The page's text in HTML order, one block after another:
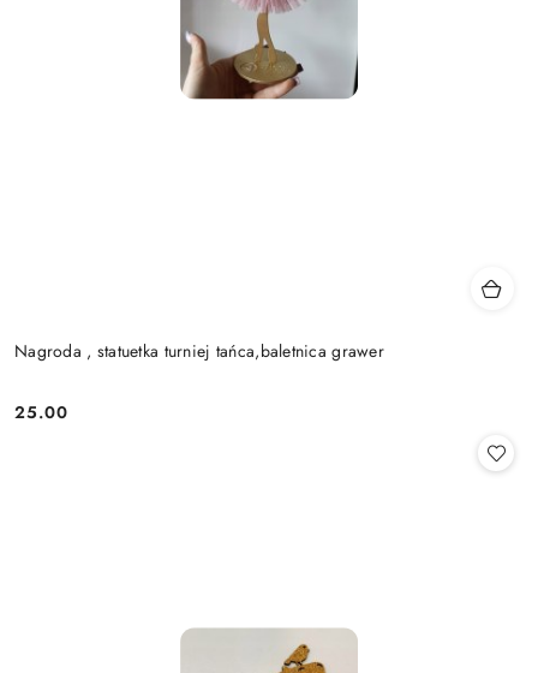
Nagroda , statuetka turniej tańca,baletnica grawer
Cena:
25.00